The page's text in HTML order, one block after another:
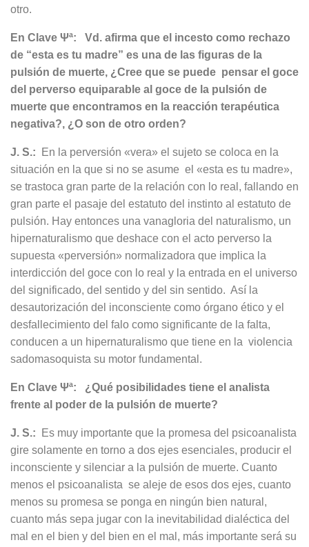
otro.
En Clave Ψª: Vd. afirma que el incesto como rechazo
de “esta es tu madre” es una de las figuras de la
pulsión de muerte, ¿Cree que se puede pensar el goce
del perverso equiparable al goce de la pulsión de
muerte que encontramos en la reacción terapéutica
negativa?, ¿O son de otro orden?
J. S.:
En la perversión «vera» el sujeto se coloca en la
situación en la que si no se asume el «esta es tu madre»,
se trastoca gran parte de la relación con lo real, fallando en
gran parte el pasaje del estatuto del instinto al estatuto de
pulsión. Hay entonces una vanagloria del naturalismo, un
hipernaturalismo que deshace con el acto perverso la
supuesta «perversión» normalizadora que implica la
interdicción del goce con lo real y la entrada en el universo
del significado, del sentido y del sin sentido. Así la
desautorización del inconsciente como órgano ético y el
desfallecimiento del falo como significante de la falta,
conducen a un hipernaturalismo que tiene en la violencia
sadomasoquista su motor fundamental.
En Clave Ψª: ¿Qué posibilidades tiene el analista
frente al poder de la pulsión de muerte?
J. S.:
Es muy importante que la promesa del psicoanalista
gire solamente en torno a dos ejes esenciales, producir el
inconsciente y silenciar a la pulsión de muerte. Cuanto
menos el psicoanalista se aleje de esos dos ejes, cuanto
menos su promesa se ponga en ningún bien natural,
cuanto más sepa jugar con la inevitabilidad dialéctica del
mal en el bien y del bien en el mal, más importante será su